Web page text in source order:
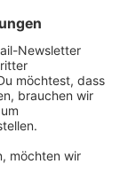
ist